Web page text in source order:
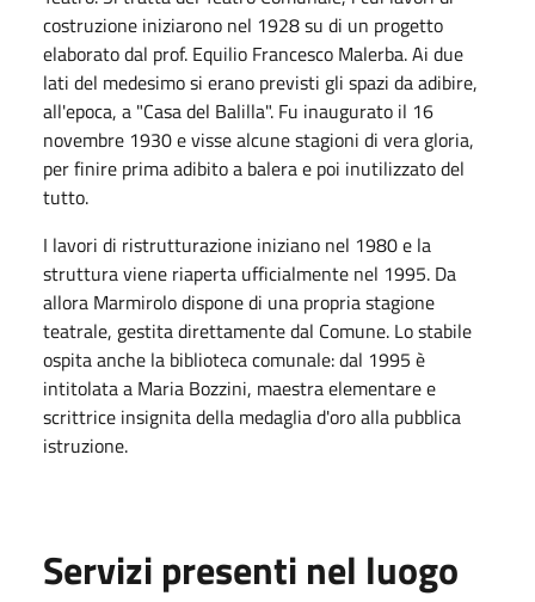
costruzione iniziarono nel 1928 su di un progetto
elaborato dal prof. Equilio Francesco Malerba. Ai due
lati del medesimo si erano previsti gli spazi da adibire,
all'epoca, a "Casa del Balilla". Fu inaugurato il 16
novembre 1930 e visse alcune stagioni di vera gloria,
per finire prima adibito a balera e poi inutilizzato del
tutto.
I lavori di ristrutturazione iniziano nel 1980 e la
struttura viene riaperta ufficialmente nel 1995. Da
allora Marmirolo dispone di una propria stagione
teatrale, gestita direttamente dal Comune. Lo stabile
ospita anche la biblioteca comunale: dal 1995 è
intitolata a Maria Bozzini, maestra elementare e
scrittrice insignita della medaglia d'oro alla pubblica
istruzione.
Servizi presenti nel luogo